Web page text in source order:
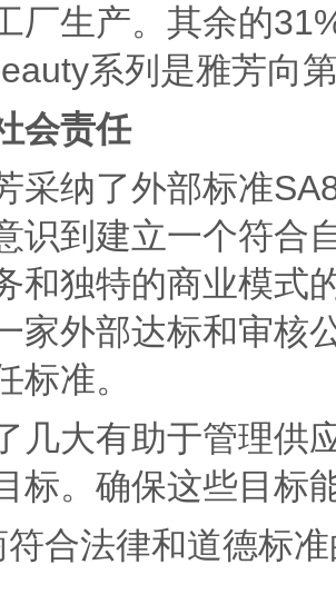
厂生产。其余的
系列是雅芳向
会责任
采纳了外部标准
识到建立一个符合
和独特的商业模式
家外部达标和审核
标准。
几大有助于管理供
标。确保这些目
合法律和道德标